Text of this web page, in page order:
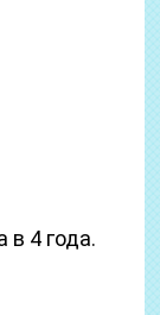
в 4 года.